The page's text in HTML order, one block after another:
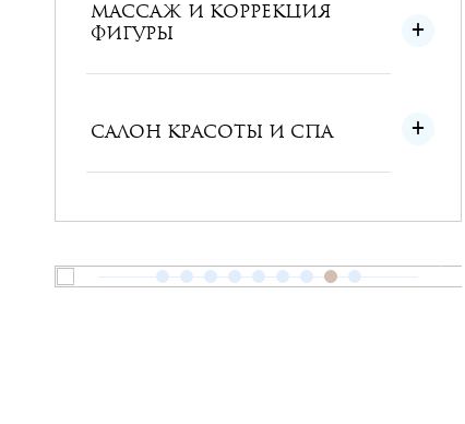
МАССАЖ И КОРРЕКЦИЯ
ФИГУРЫ
САЛОН КРАСОТЫ И СПА